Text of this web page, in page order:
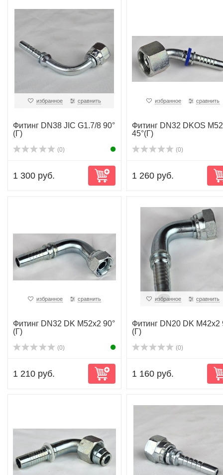
избранное сравнить
Фитинг DN38 JIC G1.7/8 90°
(Г)
(0)
1 300 руб.
избранное сравнить
Фитинг DN32 DKOS
45°(Г)
(0)
1 260 руб.
избранное сравнить
Фитинг DN32 DK M52x2 90°
(Г)
(0)
1 210 руб.
избранное сравнить
Фитинг DN20 DK M42x2
(Г)
(0)
1 160 руб.